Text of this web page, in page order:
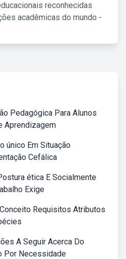
reconhecidas
acadêmicas do mundo -
Pedagógica Para Alunos
Aprendizagem
único Em Situação
Cefálica
ética E Socialmente
Exige
Requisitos Atributos
A Seguir Acerca Do
Por Necessidade